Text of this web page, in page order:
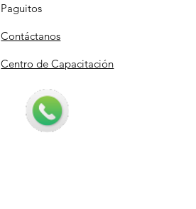
Paguitos
Contáctanos
Centro de Capacitación